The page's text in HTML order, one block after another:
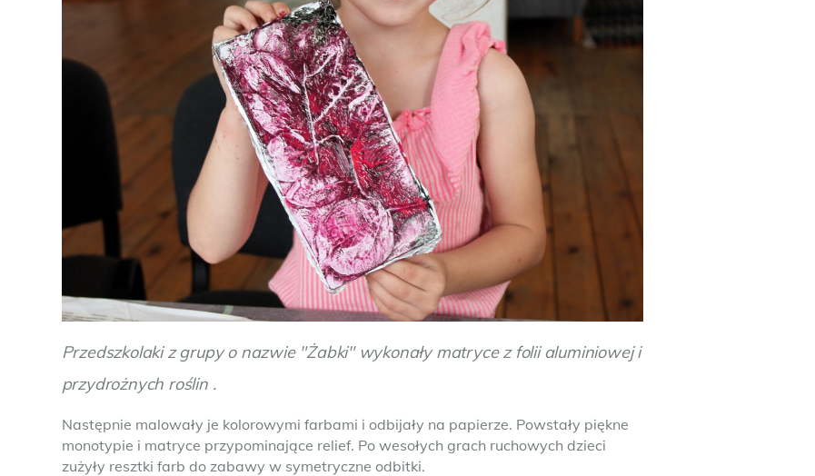
Przedszkolaki z grupy o nazwie "Żabki" wykonały matryce z folii aluminiowej i
przydrożnych roślin .
Następnie malowały je kolorowymi farbami i odbijały na papierze. Powstały piękne
monotypie i matryce przypominające relief. Po wesołych grach ruchowych dzieci
zużyły resztki farb do zabawy w symetryczne odbitki.